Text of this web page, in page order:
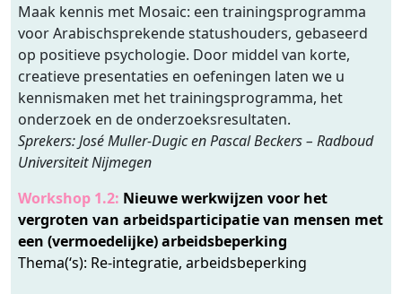
Maak kennis met Mosaic: een trainingsprogramma
voor Arabischsprekende statushouders, gebaseerd
op positieve psychologie. Door middel van korte,
creatieve presentaties en oefeningen laten we u
kennismaken met het trainingsprogramma, het
onderzoek en de onderzoeksresultaten.
Sprekers: José Muller-Dugic en Pascal Beckers – Radboud
Universiteit Nijmegen
Workshop 1.2: Nieuwe werkwijzen voor het
vergroten van arbeidsparticipatie van mensen met
een (vermoedelijke) arbeidsbeperking
Thema(‘s): Re-integratie, arbeidsbeperking